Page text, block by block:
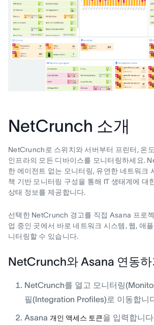
NetCrunch 소개
NetCrunch로 스위치와 서버부터 프린터, 온
인프라의 모든 디바이스를 모니터링하세요.
한 에이전트 없는 모니터링, 유연한 네트워크
책 기반 모니터링 구성을 통해 IT 생태계에 대
상태 정보를 제공합니다.
선택한 NetCrunch 경고를 직접 Asana 프로
업 중인 곳에서 바로 네트워크 시스템, 웹, 애
니터링할 수 있습니다.
NetCrunch와 Asana 연동하
NetCrunch를 열고 모니터링
필(Integration Profiles)로 이동합니
Asana 개인 액세스 토큰을 입력합니